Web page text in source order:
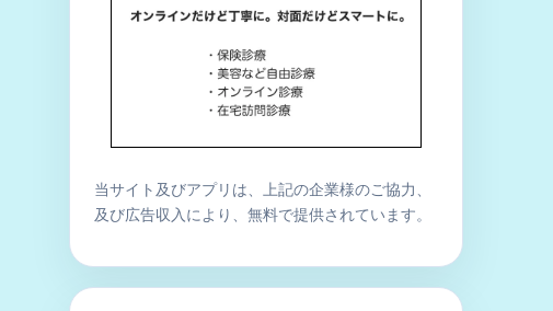
当サイト及びアプリは、上記の企業様のご協力、
及び広告収入により、無料で提供されています。